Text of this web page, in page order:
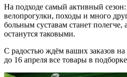
На подходе самый активный
велопрогулки, походы и много
больным суставам станет полегче,
останутся таковыми.
С радостью ждём ваших заказов
до 16 апреля все товары в